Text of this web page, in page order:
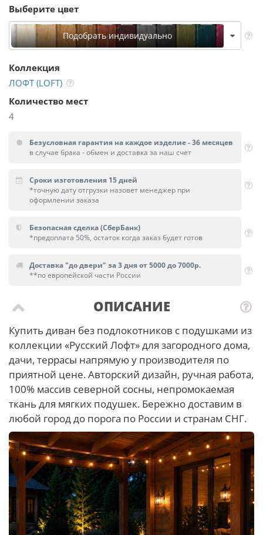
Выберите цвет
Подобрать индивидуально
Коллекция
ЛОФТ (LOFT)
Количество мест
4
Безусловная гарантия на каждое изделие - 36 месяцев
в случае брака - обмен и доставка за наш счет
Сроки изготовления 15 дней
*точную дату отгрузки назовет менеджер при
оформлении заказа
Безопасная сделка (СберБанк)
*предоплата 50%, остаток когда заказ будет готов
Доставка "до двери" за 3 дня от 5000 до 7000р.
**по европейской части России
ОПИСАНИЕ
Купить диван без подлокотников с подушками из
коллекции «Русский Лофт» для загородного дома,
дачи, террасы напрямую у производителя по
приятной цене. Авторский дизайн, ручная работа,
100% массив северной сосны, непромокаемая
ткань для мягких подушек. Бережно доставим в
любой город до порога по России и странам СНГ.